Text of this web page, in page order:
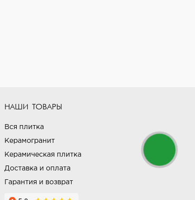
НАШИ ТОВАРЫ
Вся плитка
Керамогранит
Керамическая плитка
Доставка и оплата
Гарантия и возврат